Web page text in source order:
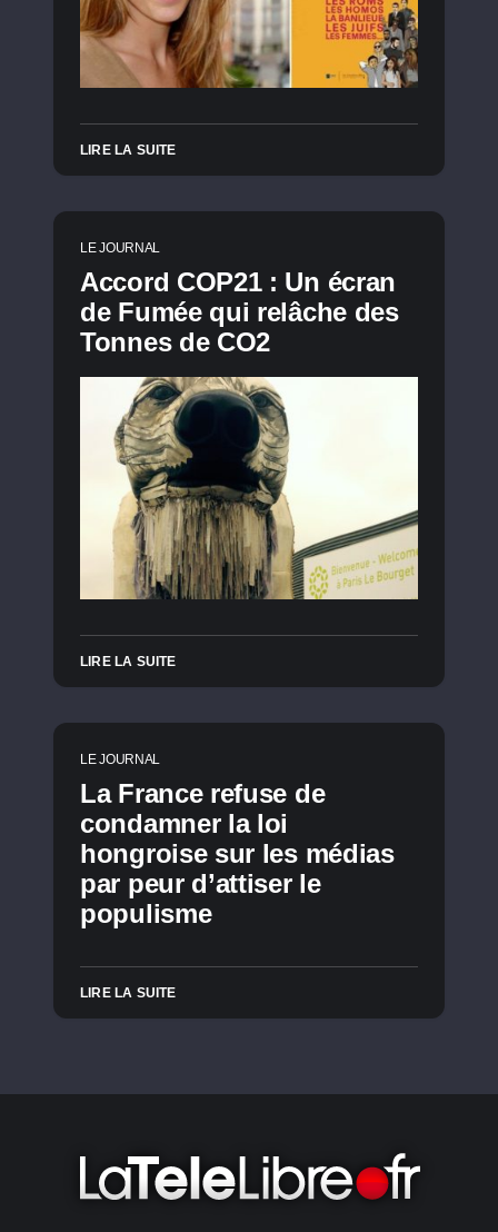
LIRE LA SUITE
LE JOURNAL
Accord COP21 : Un écran
de Fumée qui relâche des
Tonnes de CO2
LIRE LA SUITE
LE JOURNAL
La France refuse de
condamner la loi
hongroise sur les médias
par peur d’attiser le
populisme
LIRE LA SUITE